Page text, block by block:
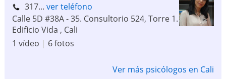
317... ver teléfono
Calle 5D #38A - 35. Consultorio 524, Torre 1.
Edificio Vida , Cali
1 vídeo | 6 fotos
Ver más psicólogos en Cali